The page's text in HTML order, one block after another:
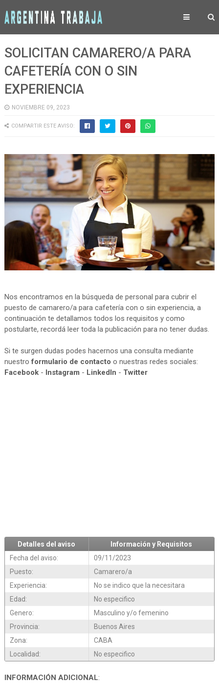
SOLICITAN CAMARERO/A PARA
CAFETERÍA CON O SIN
EXPERIENCIA
NOVIEMBRE 09, 2023
COMPARTIR ESTE AVISO:
Nos encontramos en la búsqueda de personal para cubrir el
puesto de camarero/a para cafetería con o sin experiencia, a
continuación te detallamos todos los requisitos y como
postularte, recordá leer toda la publicación para no tener dudas.
Si te surgen dudas podes hacernos una consulta mediante
nuestroformulario de contacto o nuestras redes sociales:
Facebook- Instagram - LinkedIn - Twitter
Detalles del aviso
Información y Requisitos
Fecha del aviso:
09/11/2023
Puesto:
Camarero/a
Experiencia:
No se indico que la necesitara
Edad:
No especifico
Genero:
Masculino y/o femenino
Provincia:
Buenos Aires
Zona:
CABA
Localidad:
No especifico
INFORMACIÓN ADICIONAL: